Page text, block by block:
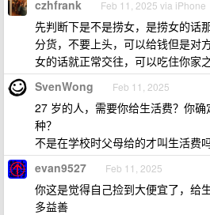
czhfrank Feb 11, 2025 via iPhone
先判断下是不是捞女，是捞女的话
分货，不要上头，可以给钱但是对
女的话就正常交往，可以吃住你家
SvenWong Feb 11, 2025
27 岁的人，需要你给生活费？你
种？
不是在学校时父母给的才叫生活费
evan9527 Feb 11, 2025
你这是觉得自己捡到大便宜了，给
多益善